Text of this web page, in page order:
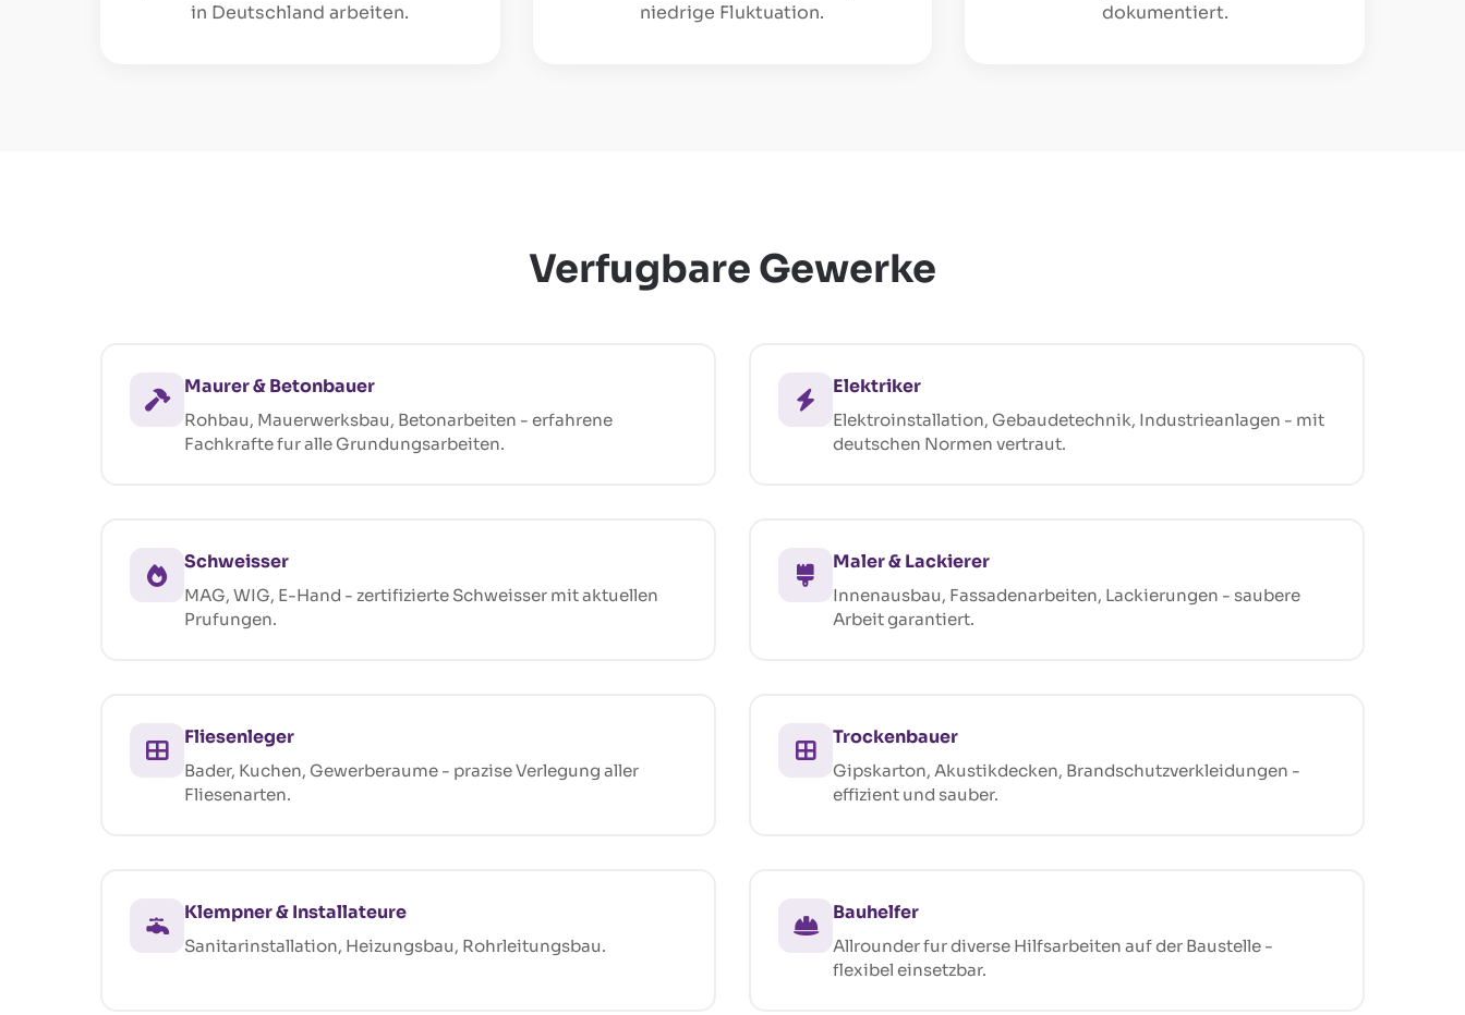
in Deutschland arbeiten.
niedrige Fluktuation.
dokumentiert.
Verfugbare Gewerke
Maurer & Betonbauer
Rohbau, Mauerwerksbau, Betonarbeiten - erfahrene
Fachkrafte fur alle Grundungsarbeiten.
Elektriker
Elektroinstallation, Gebaudetechnik, Industrieanlagen - mit
deutschen Normen vertraut.
Schweisser
MAG, WIG, E-Hand - zertifizierte Schweisser mit aktuellen
Prufungen.
Maler & Lackierer
Innenausbau, Fassadenarbeiten, Lackierungen - saubere
Arbeit garantiert.
Fliesenleger
Bader, Kuchen, Gewerberaume - prazise Verlegung aller
Fliesenarten.
Trockenbauer
Gipskarton, Akustikdecken, Brandschutzverkleidungen -
effizient und sauber.
Klempner & Installateure
Sanitarinstallation, Heizungsbau, Rohrleitungsbau.
Bauhelfer
Allrounder fur diverse Hilfsarbeiten auf der Baustelle -
flexibel einsetzbar.